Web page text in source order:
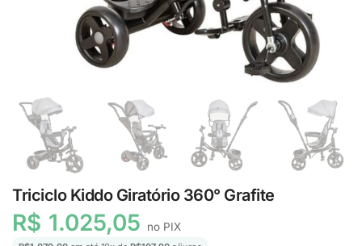
Triciclo Kiddo Giratório 360° Grafite
R$ 1.025,05 no PIX